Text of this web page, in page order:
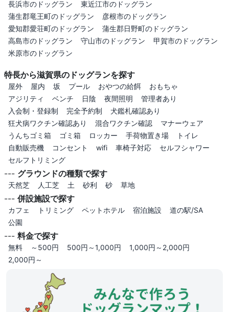
長浜市のドッグラン
東近江市のドッグラン
蒲生郡竜王町のドッグラン
彦根市のドッグラン
愛知郡愛荘町のドッグラン
蒲生郡日野町のドッグラン
高島市のドッグラン
守山市のドッグラン
甲賀市のドッグラン
米原市のドッグラン
特長から滋賀県のドッグランを探す
屋外 屋内 坂 プール おやつの給餌
おもちゃ
アジリティ
ベンチ 日陰 夜間照明
管理者あり
入会制・登録制
完全予約制
犬鑑札確認あり
狂犬病ワクチン確認あり
混合ワクチン確認
マナーウェア
うんちゴミ箱
ゴミ箱 ロッカー 手荷物置き場
トイレ
自動販売機
コンセント wifi 車椅子対応
セルフシャワー
セルフトリミング
--- グラウンドの種類で探す
天然芝 人工芝 土 砂利 砂 草地
--- 併設施設で探す
カフェ トリミング ペットホテル 宿泊施設
道の駅/SA
公園
--- 料金で探す
無料 ～500円 500円～1,000円
1,000円～2,000円
2,000円～